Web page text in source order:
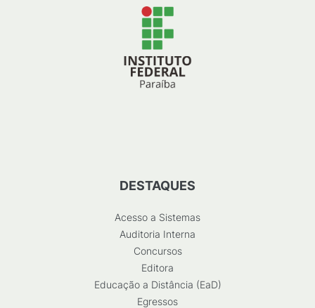
DESTAQUES
Acesso a Sistemas
Auditoria Interna
Concursos
Editora
Educação a Distância (EaD)
Egressos